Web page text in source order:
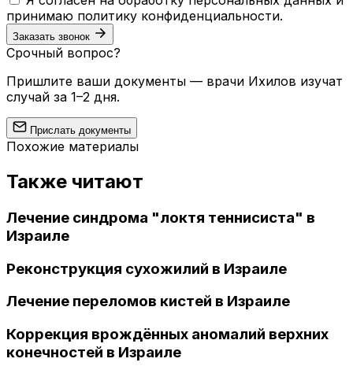
принимаю политику конфиденциальности.
Заказать звонок
Срочный вопрос?
Пришлите ваши документы — врачи Ихилов изучат
случай за 1–2 дня.
Прислать документы
Похожие материалы
Также читают
Лечение синдрома "локтя теннисиста" в
Израиле
Реконструкция сухожилий в Израиле
Лечение переломов кистей в Израиле
Коррекция врождённых аномалий верхних
конечностей в Израиле